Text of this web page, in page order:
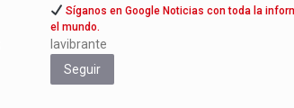
Síganos en Google Noticias con toda la
el mundo.
lavibrante
Seguir